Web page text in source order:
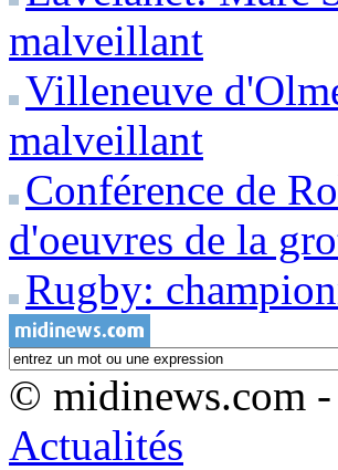
malveillant
Villeneuve
malveillant
Conférence de
d'oeuvres de la
Rugby:
© midinews.com
Actualités